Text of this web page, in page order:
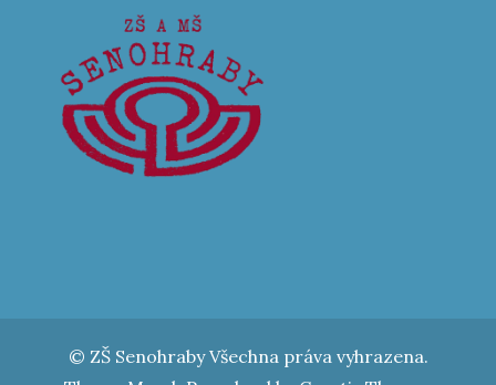
© ZŠ Senohraby Všechna práva vyhrazena.